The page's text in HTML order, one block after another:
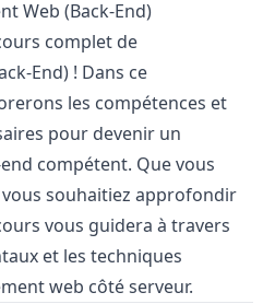
Web (Back-End)
complet de
End) ! Dans ce
les compétences et
pour devenir un
compétent. Que vous
souhaitiez approfondir
vous guidera à travers
et les techniques
web côté serveur.